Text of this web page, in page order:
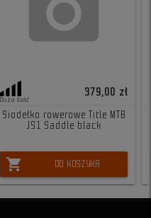
Duża ilość
379,00 zł
Siodełko rowerowe Title MTB
JS1 Saddle black
shopping_cart DO KOSZYKA